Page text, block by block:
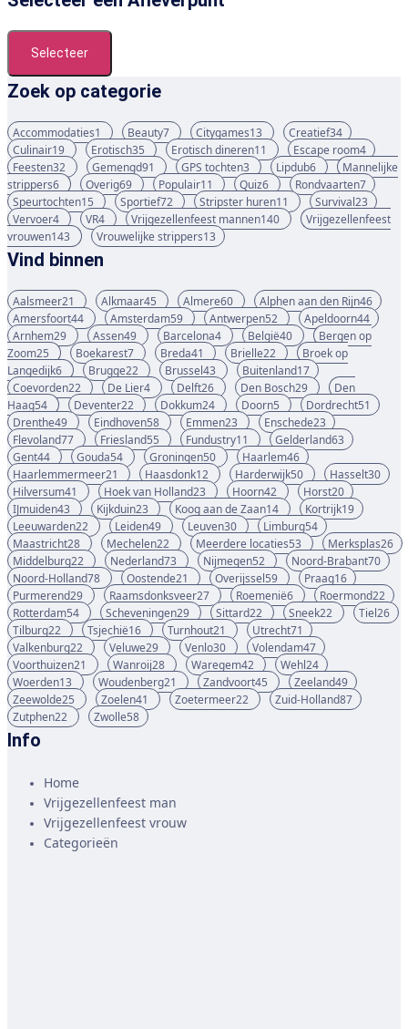
Selecteer
Zoek op categorie
Accommodaties1 Beauty7 Citygames13 Creatief34
Culinair19 Erotisch35 Erotisch dineren11 Escape room4
Feesten32 Gemengd91 GPS tochten3 Lipdub6
Mannelijke
strippers6 Overig69 Populair11 Quiz6 Rondvaarten7
Speurtochten15 Sportief72 Stripster huren11 Survival23
Vervoer4 VR4 Vrijgezellenfeest mannen140
Vrijgezellenfeest
vrouwen143 Vrouwelijke strippers13
Vind binnen
Aalsmeer21 Alkmaar45 Almere60 Alphen aan den Rijn46
Amersfoort44 Amsterdam59 Antwerpen52 Apeldoorn44
Arnhem29 Assen49 Barcelona4 België40
Bergen op
Zoom25 Boekarest7 Breda41 Brielle22
Broek op
Langedijk6 Brugge22 Brussel43 Buitenland17
Coevorden22 De Lier4 Delft26 Den Bosch29
Den
Haag54 Deventer22 Dokkum24 Doorn5 Dordrecht51
Drenthe49 Eindhoven58 Emmen23 Enschede23
Flevoland77 Friesland55 Fundustry11 Gelderland63
Gent44 Gouda54 Groningen50 Haarlem46
Haarlemmermeer21 Haasdonk12 Harderwijk50 Hasselt30
Hilversum41 Hoek van Holland23 Hoorn42 Horst20
IJmuiden43 Kijkduin23 Koog aan de Zaan14 Kortrijk19
Leeuwarden22 Leiden49 Leuven30 Limburg54
Maastricht28 Mechelen22 Meerdere locaties53 Merksplas26
Middelburg22 Nederland73 Nijmegen52 Noord-Brabant70
Noord-Holland78 Oostende21 Overijssel59 Praag16
Purmerend29 Raamsdonksveer27 Roemenië6 Roermond22
Rotterdam54 Scheveningen29 Sittard22 Sneek22 Tiel26
Tilburg22 Tsjechië16 Turnhout21 Utrecht71
Valkenburg22 Veluwe29 Venlo30 Volendam47
Voorthuizen21 Wanroij28 Waregem42 Wehl24
Woerden13 Woudenberg21 Zandvoort45 Zeeland49
Zeewolde25 Zoelen41 Zoetermeer22 Zuid-Holland87
Zutphen22 Zwolle58
Info
Home
Vrijgezellenfeest man
Vrijgezellenfeest vrouw
Categorieën